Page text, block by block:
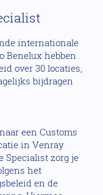
internationale
Benelux hebben
over 30 locaties,
bijdragen
een Customs
in Venray
Specialist zorg je
het
en de